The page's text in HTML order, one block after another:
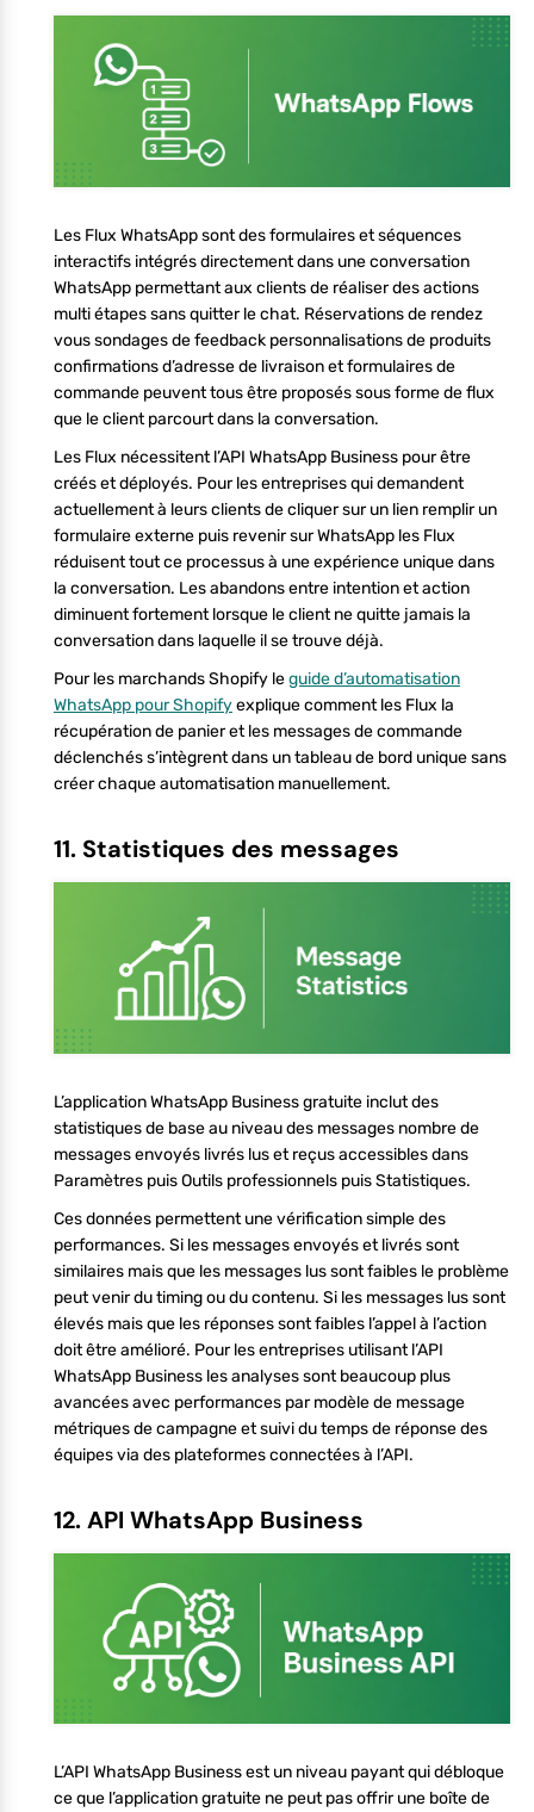
Les Flux WhatsApp sont des formulaires et séquences
interactifs intégrés directement dans une conversation
WhatsApp permettant aux clients de réaliser des actions
multi étapes sans quitter le chat. Réservations de rendez
vous sondages de feedback personnalisations de produits
confirmations d’adresse de livraison et formulaires de
commande peuvent tous être proposés sous forme de flux
que le client parcourt dans la conversation.
Les Flux nécessitent l’API WhatsApp Business pour être
créés et déployés. Pour les entreprises qui demandent
actuellement à leurs clients de cliquer sur un lien remplir un
formulaire externe puis revenir sur WhatsApp les Flux
réduisent tout ce processus à une expérience unique dans
la conversation. Les abandons entre intention et action
diminuent fortement lorsque le client ne quitte jamais la
conversation dans laquelle il se trouve déjà.
Pour les marchands Shopify leguide d’automatisation
WhatsApp pour Shopifyexplique comment les Flux la
récupération de panier et les messages de commande
déclenchés s’intègrent dans un tableau de bord unique sans
créer chaque automatisation manuellement.
11. Statistiques des messages
L’application WhatsApp Business gratuite inclut des
statistiques de base au niveau des messages nombre de
messages envoyés livrés lus et reçus accessibles dans
Paramètres puis Outils professionnels puis Statistiques.
Ces données permettent une vérification simple des
performances. Si les messages envoyés et livrés sont
similaires mais que les messages lus sont faibles le problème
peut venir du timing ou du contenu. Si les messages lus sont
élevés mais que les réponses sont faibles l’appel à l’action
doit être amélioré. Pour les entreprises utilisant l’API
WhatsApp Business les analyses sont beaucoup plus
avancées avec performances par modèle de message
métriques de campagne et suivi du temps de réponse des
équipes via des plateformes connectées à l’API.
12. API WhatsApp Business
L’API WhatsApp Business est un niveau payant qui débloque
ce que l’application gratuite ne peut pas offrir une boîte de